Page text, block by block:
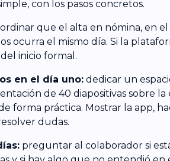
con los pasos concretos.
que el alta en nómina, en el
ocurra el mismo día. Si la
inicio formal.
en el día uno:dedicar un
de 40 diapositivas sobre la
forma práctica. Mostrar la app,
dudas.
preguntar al colaborador si